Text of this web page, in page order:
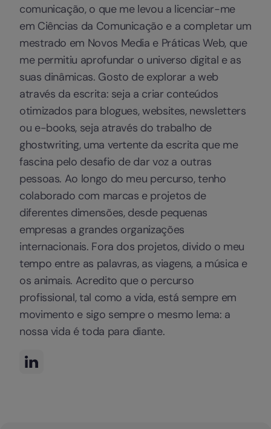
comunicação, o que me levou a licenciar-me
em Ciências da Comunicação e a completar um
mestrado em Novos Media e Práticas Web, que
me permitiu aprofundar o universo digital e as
suas dinâmicas. Gosto de explorar a web
através da escrita: seja a criar conteúdos
otimizados para blogues, websites, newsletters
ou e-books, seja através do trabalho de
ghostwriting, uma vertente da escrita que me
fascina pelo desafio de dar voz a outras
pessoas. Ao longo do meu percurso, tenho
colaborado com marcas e projetos de
diferentes dimensões, desde pequenas
empresas a grandes organizações
internacionais. Fora dos projetos, divido o meu
tempo entre as palavras, as viagens, a música e
os animais. Acredito que o percurso
profissional, tal como a vida, está sempre em
movimento e sigo sempre o mesmo lema: a
nossa vida é toda para diante.